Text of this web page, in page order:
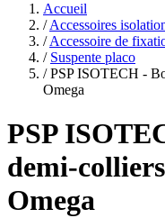
Accueil
/ Accessoires
/ Accessoire de
/ Suspente placo
/ PSP ISOTECH -
Omega
PSP
demi-
Omega